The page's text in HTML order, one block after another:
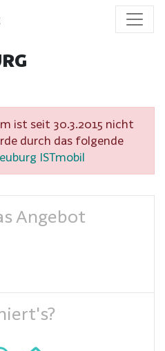
ist seit 30.3.2015 nicht
durch das folgende
ISTmobil
Angebot